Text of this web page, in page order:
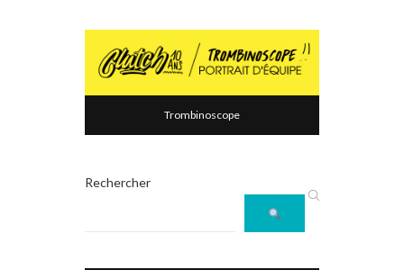
Trombinoscope
Rechercher